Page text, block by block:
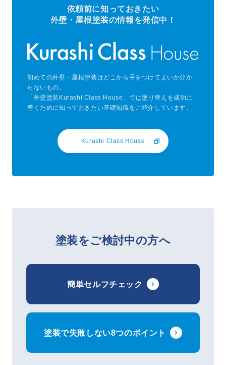
依頼前に知っておきたい
外壁・屋根塗装の情報を発信中！
初めての外壁・屋根塗装はどこから手をつけてよいか分か
らないもの。
「外壁塗装Kurashi Class House」では塗り替えを成功に
導くために知っておきたい基礎知識をご紹介しています。
Kurashi Class House
塗装をご検討中の方へ
簡単セルフチェック
塗装で失敗しない8つのポイント